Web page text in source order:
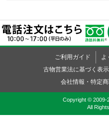
ご利用ガイド よ
古物営業法に基づく表示
会社情報・特定
Copyright © 2009-
All